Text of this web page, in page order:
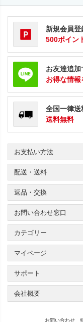
新規会員登
500ポイン
お友達追加
お得な情報
全国一律
送料無料
お支払い方法
配送・送料
返品・交換
お問い合わせ窓口
カテゴリー
マイページ
サポート
会社概要
お問い合わせ